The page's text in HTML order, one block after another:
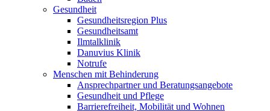
Gesundheit
Gesundheitsregion Plus
Gesundheitsamt
Ilmtalklinik
Danuvius Klinik
Notrufe
Menschen mit Behinderung
Ansprechpartner und Beratungsangebote
Gesundheit und Pflege
Barrierefreiheit, Mobilität und Wohnen